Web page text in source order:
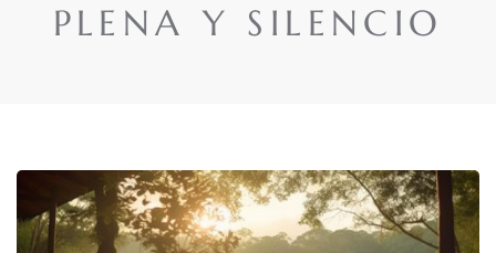
PLENA Y SILENCIO